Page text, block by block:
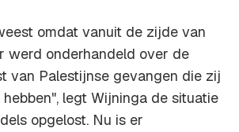
omdat vanuit de zijde van
werd onderhandeld over de
van Palestijnse gevangen die zij
legt Wijninga de situatie
opgelost. Nu is er